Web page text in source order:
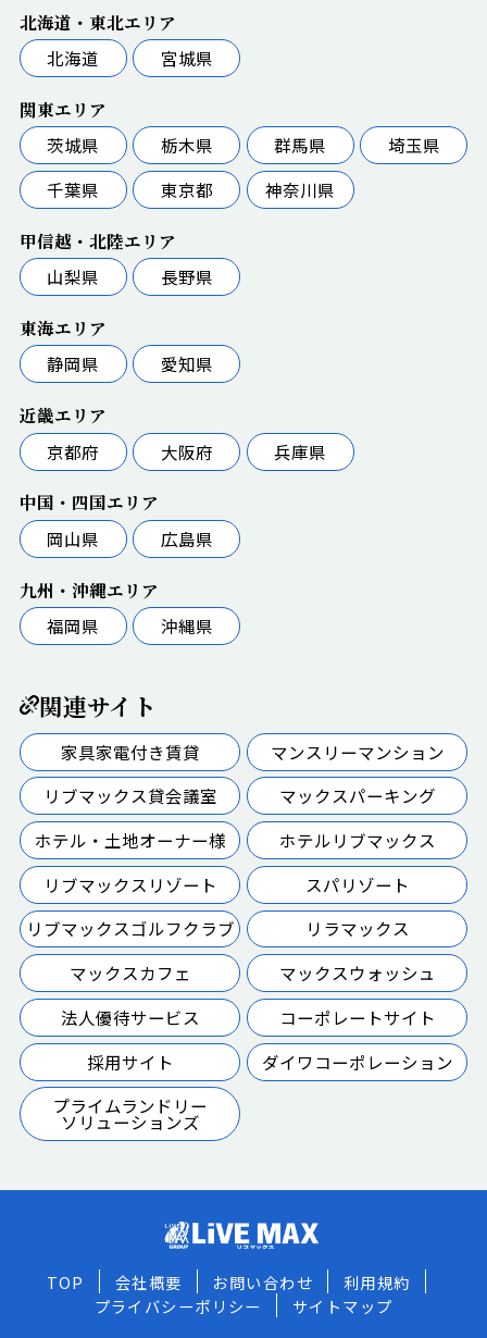
北海道・東北エリア
北海道
宮城県
関東エリア
茨城県
栃木県 群馬県
埼玉県
千葉県
東京都 神奈川県
甲信越・北陸エリア
山梨県
長野県
東海エリア
静岡県
愛知県
近畿エリア
京都府
大阪府 兵庫県
中国・四国エリア
岡山県
広島県
九州・沖縄エリア
福岡県
沖縄県
関連サイト
家具家電付き賃貸
マンスリーマンション
リブマックス貸会議室
マックスパーキング
ホテル・土地オーナー様
ホテルリブマックス
リブマックスリゾート
スパリゾート
リブマックスゴルフクラブ
リラマックス
マックスカフェ
マックスウォッシュ
法人優待サービス
コーポレートサイト
採用サイト
ダイワコーポレーション
プライムランドリー
ソリューションズ
TOP 会社概要 お問い合わせ
利用規約
プライバシーポリシー
サイトマップ